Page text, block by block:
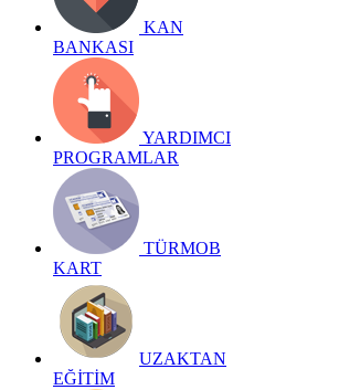
KAN
BANKASI
YARDIMCI
PROGRAMLAR
TÜRMOB
KART
UZAKTAN
EĞİTİM